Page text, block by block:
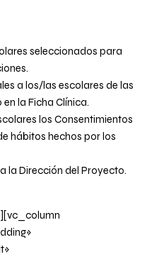
seleccionados para
a los/las escolares de las
la Ficha Clínica.
los Consentimientos
hábitos hechos por los
la Dirección del Proyecto.